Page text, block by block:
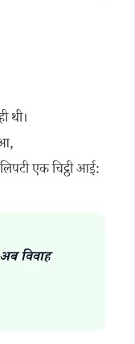
थी।
एक चिट्ठी आई:
विवाह